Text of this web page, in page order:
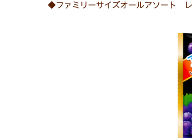
◆ファミリーサイズオールアソート レ